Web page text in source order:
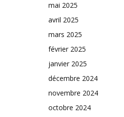
mai 2025
avril 2025
mars 2025
février 2025
janvier 2025
décembre 2024
novembre 2024
octobre 2024